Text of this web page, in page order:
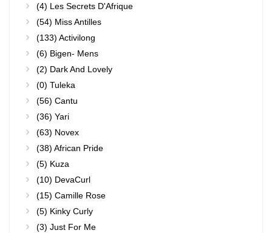
(4) Les Secrets D'Afrique
(54) Miss Antilles
(133) Activilong
(6) Bigen- Mens
(2) Dark And Lovely
(0) Tuleka
(56) Cantu
(36) Yari
(63) Novex
(38) African Pride
(5) Kuza
(10) DevaCurl
(15) Camille Rose
(5) Kinky Curly
(3) Just For Me